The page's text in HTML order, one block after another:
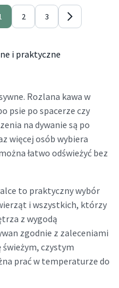
2 3
i praktyczne
Rozlana kawa w
psie po spacerze czy
na dywanie są po
więcej osób wybiera
łatwo odświeżyć bez
to praktyczny wybór
i wszystkich, którzy
z wygodą
zgodnie z zaleceniami
czystym
prać w temperaturze do